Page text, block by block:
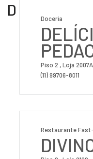
D Doceria
Piso 2 , Loja 2007A
(11) 99706-8011
Restaurante